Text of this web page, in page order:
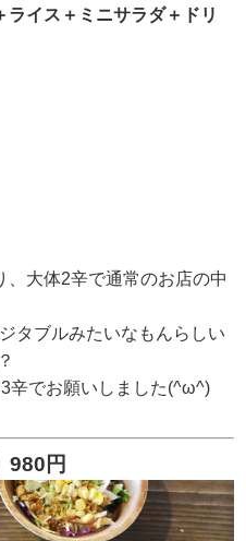
イス＋ミニサラダ＋ドリ
大体2辛で通常のお店の中
タブルみたいなもんらしい
3辛でお願いしました(^ω^)
980円